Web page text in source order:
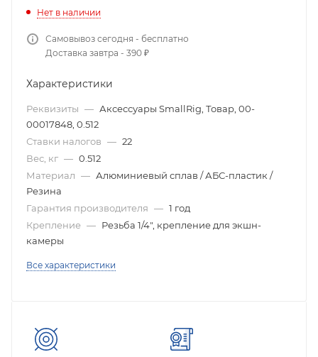
Нет в наличии
Самовывоз сегодня - бесплатно
Доставка завтра - 390 ₽
Характеристики
Реквизиты — Аксессуары SmallRig, Товар, 00-
00017848, 0.512
Ставки налогов — 22
Вес, кг — 0.512
Материал — Алюминиевый сплав / АБС-пластик /
Резина
Гарантия производителя — 1 год
Крепление — Резьба 1/4", крепление для экшн-
камеры
Все характеристики